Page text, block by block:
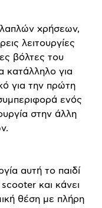
χρήσεων,
λειτουργίες
βόλτες του
κατάλληλο για
για την πρώτη
ενός
στην άλλη
αυτή το παιδί
και κάνει
θέση με πλήρη